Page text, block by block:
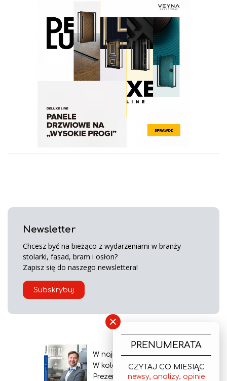
Newsletter
Chcesz być na bieżąco z wydarzeniami w branży
stolarki, fasad, bram i osłon?
Zapisz się do naszego newslettera!
Subskrybuj
W najnowszym wydaniu
W kolejnym numerze
Prezentacja gazety
×
PRENUMERATA
CZYTAJ CO MIESIĄC
newsy, analizy, opinie